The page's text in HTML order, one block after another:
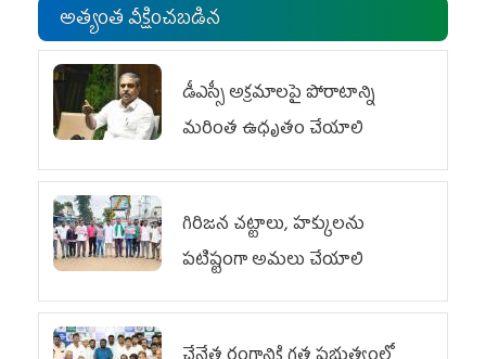
అత్యంత వీక్షించబడిన
డీఎస్సీ అక్రమాలపై పోరాటాన్ని
మరింత ఉధృతం చేయాలి
గిరిజన చట్టాలు, హక్కులను
పటిష్టంగా అమలు చేయాలి